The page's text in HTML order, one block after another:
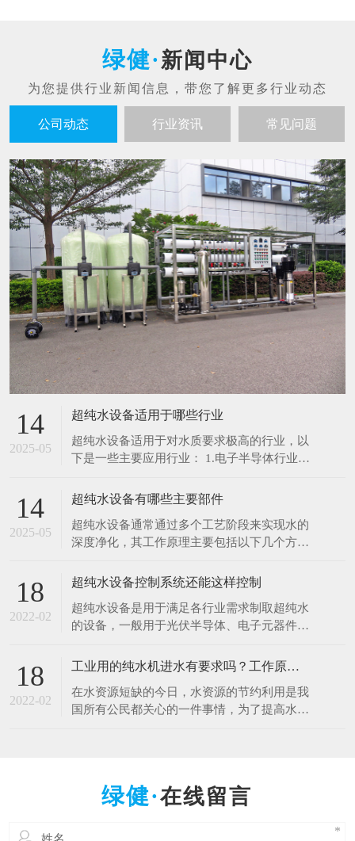
新闻中心
公司动态 行业资讯 常见问题
14
2025-05
超纯水设备适用于哪些行业
超纯水设备适用于对水质要求极高的行业，以
下是一些主要应用行业： 1.电子半导体行业：
于清洗硅片、光刻、蚀刻等工艺。例如，芯片
制造中，需要使用超纯水将硅片表面的杂质清
洗干净，以确保芯片的性能和良品率。哪怕是
极其微量的杂质，都可能导致芯片电路短路或
14
2025-05
超纯水设备有哪些主要部件
超纯水设备通常通过多个工艺阶段来实现水的
深度净化，其工作原理主要包括以下几个方
等设备，通过不同粒径的石英砂、无烟煤等介
质、悬浮物等，降低水的浊度，保护后续设备
免受颗粒物质的磨损和堵塞。 2.活性炭吸附：
18
2022-02
超纯水设备控制系统还能这样控制
超纯水设备是用于满足各行业需求制取超纯水
的设备，一般用于光伏半导体、电子元器件、
制系统是十分的重要，控制着整一套超纯水设
纯水设备控制系统采用全自动PLC人机界面控
制对水处理系统进行自动监测控制，可进行自
18
2022-02
工业用的纯水机进水有要求吗？工作原理什么？
在水资源短缺的今日，水资源的节约利用是我
国所有公民都关心的一件事情，为了提高水资
备根据进水的原水质以及出水的水质要求不一
在线留言